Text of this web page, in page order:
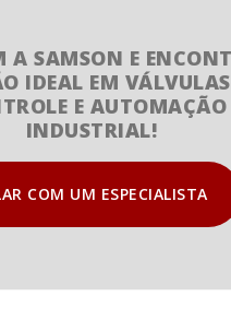
A SAMSON E
IDEAL EM
E AUTOMAÇÃO
INDUSTRIAL!
COM UM ESPECIALISTA